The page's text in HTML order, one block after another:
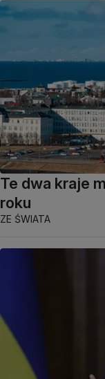
Te dwa kraje
roku
ZE ŚWIATA